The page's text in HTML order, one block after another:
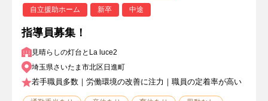
自立援助ホーム 新卒 中途
指導員募集！
見晴らしの灯台とLa luce2
埼玉県さいたま市北区日進町
若手職員多数｜労働環境の改善に注力｜職員の定着率が高い